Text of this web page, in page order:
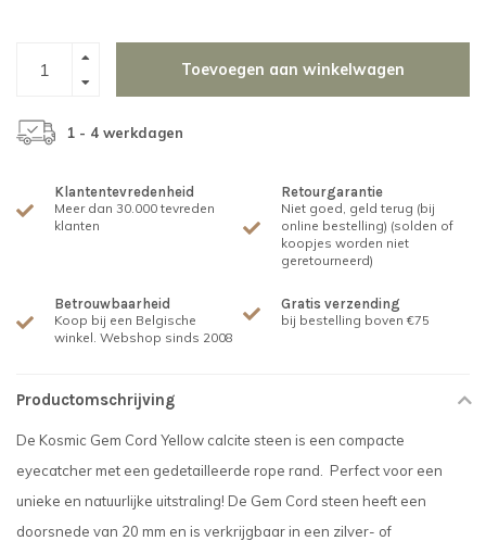
Toevoegen aan winkelwagen
1 - 4 werkdagen
Klantentevredenheid
Meer dan 30.000 tevreden
klanten
Retourgarantie
Niet goed, geld terug (bij
online bestelling) (solden of
koopjes worden niet
geretourneerd)
Betrouwbaarheid
Koop bij een Belgische
winkel. Webshop sinds 2008
Gratis verzending
bij bestelling boven €75
Productomschrijving
De Kosmic Gem Cord Yellow calcite steen is een compacte
eyecatcher met een gedetailleerde rope rand. Perfect voor een
unieke en natuurlijke uitstraling! De Gem Cord steen heeft een
doorsnede van 20 mm en is verkrijgbaar in een zilver- of